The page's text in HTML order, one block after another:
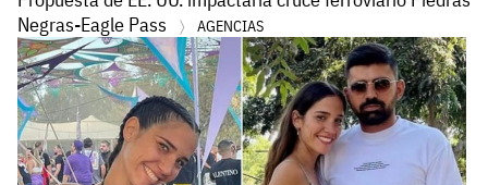
Negras-Eagle Pass
AGENCIAS